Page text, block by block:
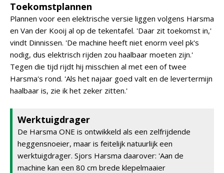
Toekomstplannen
Plannen voor een elektrische versie liggen volgens Harsma
en Van der Kooij al op de tekentafel. 'Daar zit toekomst in,'
vindt Dinnissen. 'De machine heeft niet enorm veel pk's
nodig, dus elektrisch rijden zou haalbaar moeten zijn.'
Tegen die tijd rijdt hij misschien al met een of twee
Harsma's rond. 'Als het najaar goed valt en de levertermijn
haalbaar is, zie ik het zeker zitten.'
Werktuigdrager
De Harsma ONE is ontwikkeld als een zelfrijdende
heggensnoeier, maar is feitelijk natuurlijk een
werktuigdrager. Sjors Harsma daarover: 'Aan de
machine kan een 80 cm brede klepelmaaier